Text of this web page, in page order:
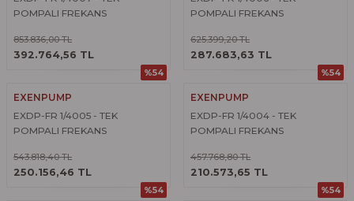
POMPALI FREKANS
853.836,00 TL
392.764,56 TL
ÜRÜNÜ İNCELE
POMPALI FREKANS
625.399,20 TL
287.683,63 TL
ÜRÜNÜ İNCELE
%54
EXENPUMP
EXDP-FR 1/4005 - TEK
POMPALI FREKANS
543.818,40 TL
250.156,46 TL
ÜRÜNÜ İNCELE
%54
EXENPUMP
EXDP-FR 1/4004 - TEK
POMPALI FREKANS
457.768,80 TL
210.573,65 TL
ÜRÜNÜ İNCELE
%54 %54